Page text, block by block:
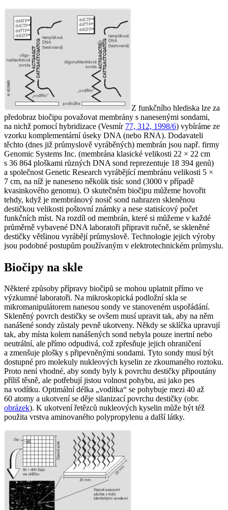
Z funkčního hlediska lze za
předobraz biočipu považovat membrány s nanesenými sondami,
na nichž pomocí hybridizace (Vesmír 77, 312, 1998/6) vybíráme ze
vzorku komplementární úseky DNA (nebo RNA). Dodavateli
těchto (dnes již průmyslově vyráběných) membrán jsou např. firmy
Genomic Systems Inc. (membrána klasické velikosti 22 × 22 cm
s 36 864 ploškami různých DNA sond reprezentuje 18 394 genů)
a společnost Genetic Research vyrábějící membránu velikosti 5 ×
7 cm, na níž je naneseno několik tisíc sond (3000 v případě
kvasinkového genomu). O skutečném biočipu můžeme hovořit
tehdy, když je membránový nosič sond nahrazen skleněnou
destičkou velikosti poštovní známky a nese statisícový počet
funkčních míst. Na rozdíl od membrán, které si můžeme v každé
průměrně vybavené DNA laboratoři připravit ručně, se skleněné
destičky většinou vyrábějí průmyslově. Technologie jejich výroby
jsou podobné postupům používaným v elektrotechnickém průmyslu.
Biočipy na skle
Některé způsoby přípravy biočipů se mohou uplatnit přímo ve
výzkumné laboratoři. Na mikroskopická podložní skla se
mikromanipulátorem nanesou sondy ve stanoveném uspořádání.
Skleněný povrch destičky se ovšem musí upravit tak, aby na něm
nanášené sondy zůstaly pevně ukotveny. Někdy se sklíčka upravují
tak, aby místa kolem nanášených sond nebyla pouze inertní nebo
neutrální, ale přímo odpudivá, což zpřesňuje jejich ohraničení
a zmenšuje plošky s připevněnými sondami. Tyto sondy musí být
dostupné pro molekuly nukleových kyselin ze zkoumaného roztoku.
Proto není vhodné, aby sondy byly k povrchu destičky připoutány
příliš těsně, ale potřebují jistou volnost pohybu, asi jako pes
na vodítku. Optimální délka „vodítka“ se pohybuje mezi 40 až
60 atomy a ukotvení se děje silanizací povrchu destičky (obr.
obrázek). K ukotvení řetězců nukleových kyselin může být též
použita vrstva aminovaného polypropylenu a další látky.